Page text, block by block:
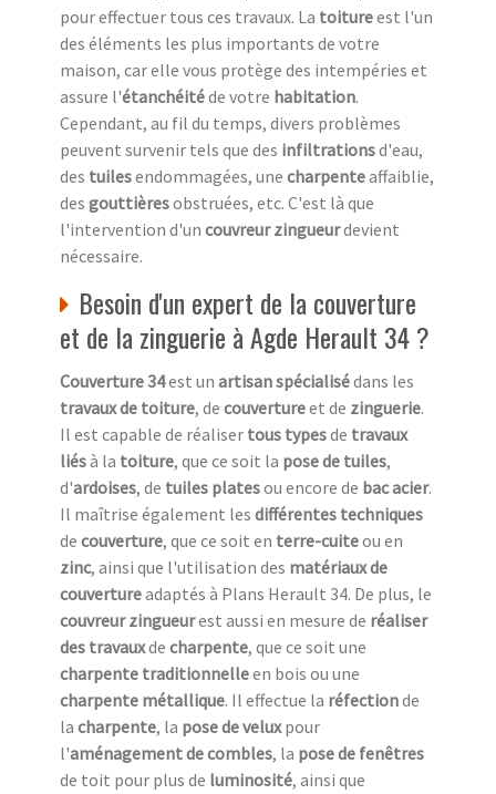
pour effectuer tous ces travaux. La toitureest l'un
des éléments les plus importants de votre
maison, car elle vous protège des intempéries et
assure l'étanchéitéde votre habitation.
Cependant, au fil du temps, divers problèmes
peuvent survenir tels que des infiltrationsd'eau,
des tuilesendommagées, une charpenteaffaiblie,
des gouttièresobstruées, etc. C'est là que
l'intervention d'un couvreur zingueurdevient
nécessaire.
Besoin d'un expert de la couverture
et de la zinguerie à Agde Herault 34 ?
Couverture 34est un artisan spécialisédans les
travaux de toiture, de couvertureet de zinguerie.
Il est capable de réaliser tous typesde travaux
liésà la toiture, que ce soit la pose de tuiles,
d'ardoises, de tuiles platesou encore de bac acier.
Il maîtrise également les différentes techniques
de couverture, que ce soit en terre-cuiteou en
zinc, ainsi que l'utilisation des matériaux de
couvertureadaptés à Plans Herault 34. De plus, le
couvreur zingueurest aussi en mesure de réaliser
des travauxde charpente, que ce soit une
charpente traditionnelleen bois ou une
charpente métallique. Il effectue la réfectionde
la charpente, la pose de veluxpour
l'aménagement de combles, la pose de fenêtres
de toit pour plus de luminosité, ainsi que